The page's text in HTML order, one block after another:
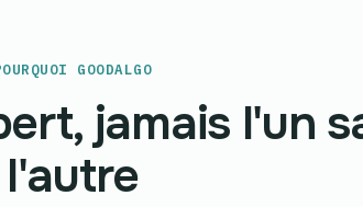
GOODALGO
jamais l'un
l'autre